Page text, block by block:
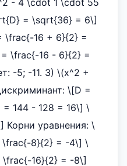
- 4 \cdot 1 \cdot 55
= \sqrt{36} = 6\]
\frac{-16 + 6}{2} =
\frac{-16 - 6}{2} =
-5; -11. 3) \(x^2 +
\[D =
144 - 128 = 16\] \
уравнения: \
\frac{-8}{2} = -4\] \
16}{2} = -8\]